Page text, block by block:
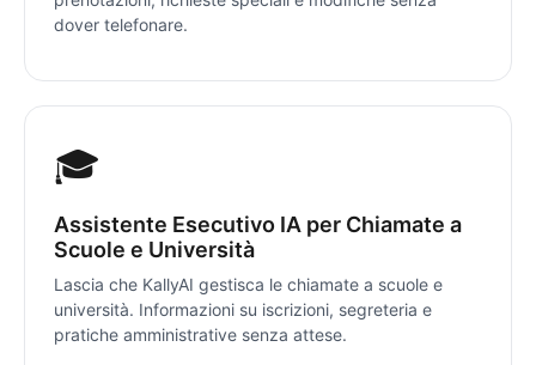
dover telefonare.
🎓
Assistente Esecutivo IA per Chiamate a
Scuole e Università
Lascia che KallyAI gestisca le chiamate a scuole e
università. Informazioni su iscrizioni, segreteria e
pratiche amministrative senza attese.